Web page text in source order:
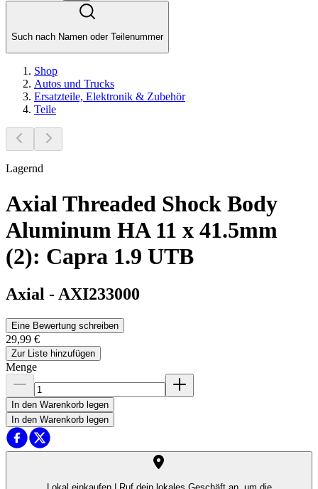
Such nach Namen oder Teilenummer
Shop
Autos und Trucks
Ersatzteile, Elektronik & Zubehör
Teile
Lagernd
Axial Threaded Shock Body
Aluminum HA 11 x 41.5mm
(2): Capra 1.9 UTB
Axial - AXI233000
Eine Bewertung schreiben
29,99 €
Zur Liste hinzufügen
Menge
In den Warenkorb legen
In den Warenkorb legen